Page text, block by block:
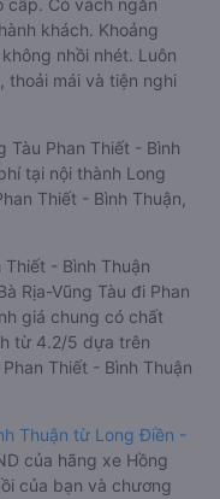
cấp. Có vách ngăn
khách. Khoảng
nhồi nhét. Luôn
thoải mái và tiện nghi
Tàu Phan Thiết - Bình
tại nội thành Long
Thiết - Bình Thuận,
Thiết - Bình Thuận
Rịa-Vũng Tàu đi Phan
giá chung có chất
từ 4.2/5 dựa trên
Thiết - Bình Thuận
Thuận từ Long Điền -
của hãng xe Hồng
của bạn và chương